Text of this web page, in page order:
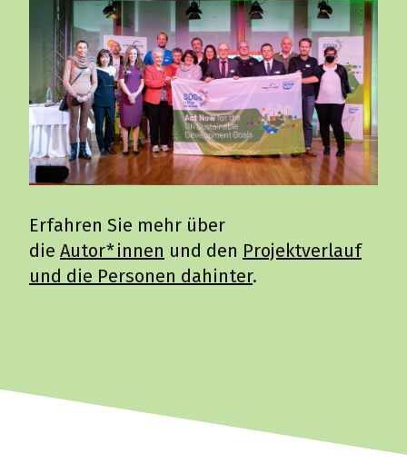
Erfahren Sie mehr über
die Autor*innen und den Projektverlauf
und die Personen dahinter.